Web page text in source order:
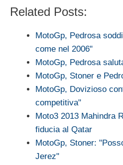
Related Posts:
MotoGp, Pedrosa
come nel 2006"
MotoGp, Pedrosa
MotoGp, Stoner e
MotoGp, Dovizioso
competitiva"
Moto3 2013 Mahindra
fiducia al Qatar
MotoGp, Stoner:
Jerez"